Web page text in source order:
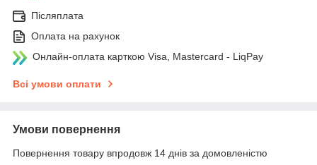
Післяплата
Оплата на рахунок
Онлайн-оплата карткою Visa, Mastercard - LiqPay
Всі умови оплати
Умови повернення
Повернення товару впродовж 14 днів за домовленістю